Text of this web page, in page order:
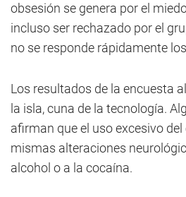
obsesión se genera por el
incluso ser rechazado por el
no se responde rápidamente
Los resultados de la encuesta
la isla, cuna de la tecnología.
afirman que el uso excesivo
mismas alteraciones
alcohol o a la cocaína.